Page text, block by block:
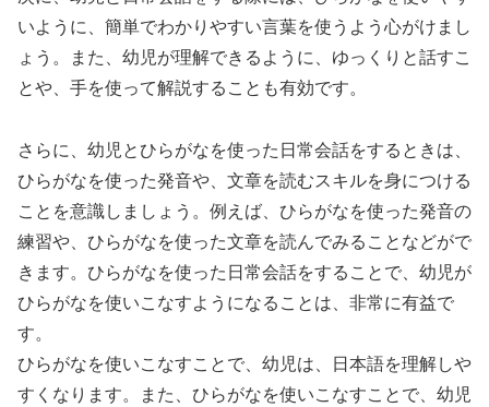
いように、簡単でわかりやすい言葉を使うよう心がけまし
ょう。また、幼児が理解できるように、ゆっくりと話すこ
とや、手を使って解説することも有効です。
さらに、幼児とひらがなを使った日常会話をするときは、
ひらがなを使った発音や、文章を読むスキルを身につける
ことを意識しましょう。例えば、ひらがなを使った発音の
練習や、ひらがなを使った文章を読んでみることなどがで
きます。ひらがなを使った日常会話をすることで、幼児が
ひらがなを使いこなすようになることは、非常に有益で
す。
ひらがなを使いこなすことで、幼児は、日本語を理解しや
すくなります。また、ひらがなを使いこなすことで、幼児